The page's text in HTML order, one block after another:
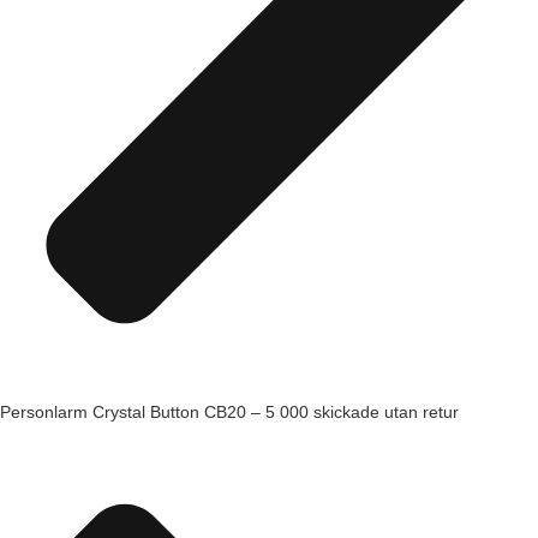
Personlarm Crystal Button CB20 – 5 000 skickade utan retur